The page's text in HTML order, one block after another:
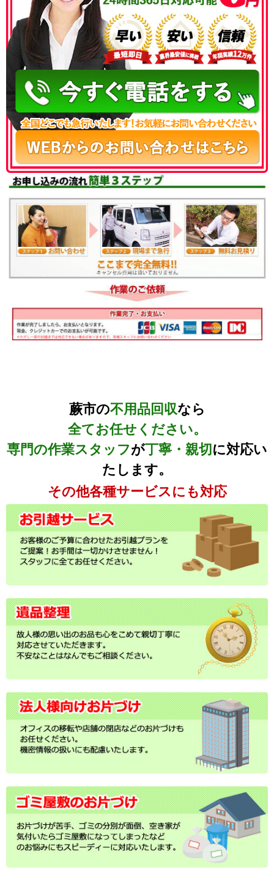
050-3186-4780
蕨市の不用品回収なら
全てお任せください。
専門の作業スタッフが丁寧・親切 に対応い
たします。
その他各種サービスにも対応